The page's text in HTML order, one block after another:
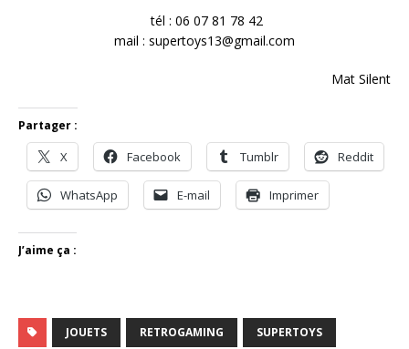
tél : 06 07 81 78 42
mail : supertoys13@gmail.com
Mat Silent
Partager :
X Facebook Tumblr Reddit
WhatsApp E-mail Imprimer
J’aime ça :
JOUETS RETROGAMING SUPERTOYS